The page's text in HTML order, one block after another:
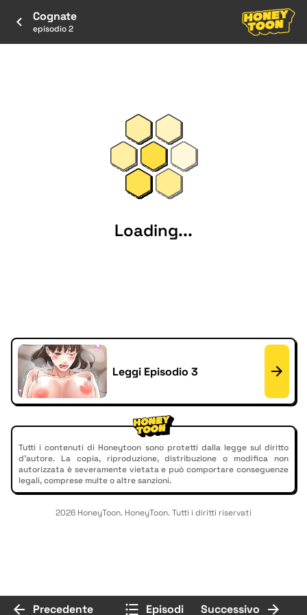
Cognate
episodio 2
Loading...
Leggi Episodio 3
Tutti i contenuti di Honeytoon sono protetti dalla legge sul diritto
d'autore. La copia, riproduzione, distribuzione o modifica non
autorizzata è severamente vietata e può comportare conseguenze
legali, comprese multe o altre sanzioni.
2026 HoneyToon. HoneyToon. Tutti i diritti riservati
Precedente Episodi Successivo